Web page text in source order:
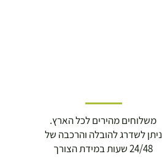
משלוחים מהירים לכל הארץ.
ניתן לשדרג להובלה והרכבה של
24/48 שעות במידת הצורך